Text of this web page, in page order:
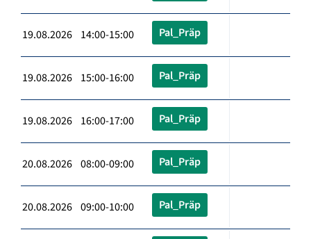
19.08.2026 14:00-15:00 Pal_Präp
19.08.2026 15:00-16:00 Pal_Präp
19.08.2026 16:00-17:00 Pal_Präp
20.08.2026 08:00-09:00 Pal_Präp
20.08.2026 09:00-10:00 Pal_Präp